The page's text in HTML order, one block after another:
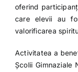
oferind
care elevii au
valorificarea
Activitatea a
Școlii